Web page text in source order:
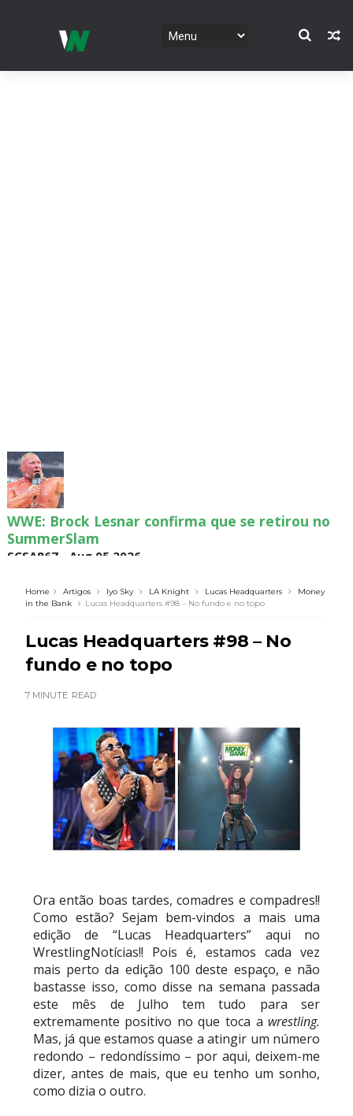
WWE: Brock Lesnar confirma que se retirou no
SummerSlam
SCSA867- Aug 05 2026
destrói Royce Keys em Street Fight e troca
gestos tensos com Roman Reigns
RESPEITO E ALIANÇA NO RAW: Chad Gable e
Penta superam armadilhas de Dominik Mysterio
e JD McDonagh
Unknown- Aug 05 2026
DOMÍNIO E PERTURBAÇÃO NO RAW: Bron
Breakker supera Joe Hendry após interferência
NOVA ERA NO RAW: Oba Femi reflete sobre
guerra com Brock Lesnar e deixa aviso a todo o
balneário da WWE
Unknown-Aug 05 2026
TENSÃO E REGRESSOS IMPACTANTES NO RAW:
Becky Lynch e Stephanie Vaquer interrompem
celebração do The Judgment Day
Unknown-Aug 05 2026
Home Artigos Iyo Sky LA Knight Lucas Headquarters
Money
in the Bank
Lucas Headquarters #98 – No fundo e no topo
Lucas Headquarters #98 – No
fundo e no topo
7 MINUTE READ
Ora então boas tardes, comadres e compadres!!
Como estão? Sejam bem-vindos a mais uma
edição de “Lucas Headquarters” aqui no
WrestlingNotícias!! Pois é, estamos cada vez
mais perto da edição 100 deste espaço, e não
bastasse isso, como disse na semana passada
este mês de Julho tem tudo para ser
extremamente positivo no que toca a wrestling.
Mas, já que estamos quase a atingir um número
redondo – redondíssimo – por aqui, deixem-me
dizer, antes de mais, que eu tenho um sonho,
como dizia o outro.